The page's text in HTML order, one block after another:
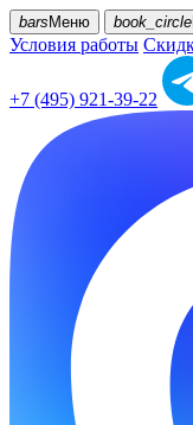
bars Меню book_circle
Условия работы
+7 (495) 921-39-22